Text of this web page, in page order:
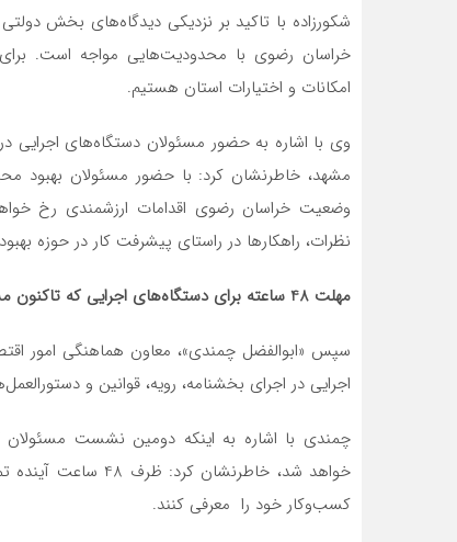
شکورزاده با تاکید بر نزدیکی دیدگاه‌های بخش
خراسان رضوی با محدودیت‌هایی مواجه است.
امکانات و اختیارات استان هستیم.
وی با اشاره به حضور مسئولان دستگاه‌های
مشهد، خاطرنشان کرد: با حضور مسئولان بهبود
وضعیت خراسان رضوی اقدامات ارزشمندی رخ
نظرات، راهکارها در راستای پیشرفت کار در حوزه
مهلت 48 ساعته برای دستگاه‌های اجرایی که تاکنون مسئول بهبود محیط کسب و کار خود را معرفی نکرده‌اند
سپس «ابوالفضل چمندی»، معاون هماهنگی امور
اجرایی در اجرای بخشنامه، رویه، قوانین و
چمندی با اشاره به اینکه دومین نشست مسئولان
خواهد شد،
کسب‌وکار خود را معرفی کنند.